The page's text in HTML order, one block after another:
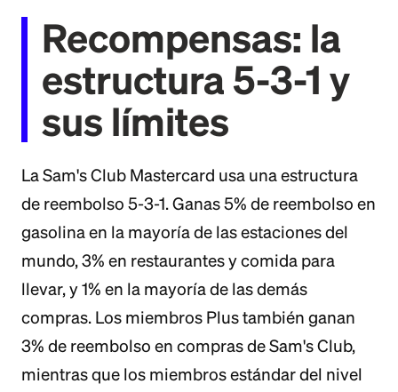
Recompensas: la
estructura 5-3-1 y
sus límites
La Sam's Club Mastercard usa una estructura
de reembolso 5-3-1. Ganas 5% de reembolso en
gasolina en la mayoría de las estaciones del
mundo, 3% en restaurantes y comida para
llevar, y 1% en la mayoría de las demás
compras. Los miembros Plus también ganan
3% de reembolso en compras de Sam's Club,
mientras que los miembros estándar del nivel